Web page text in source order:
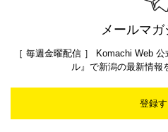
メールマ
［ 毎週金曜配信 ］ Komachi Web
ル』で新潟の最新情報
登録